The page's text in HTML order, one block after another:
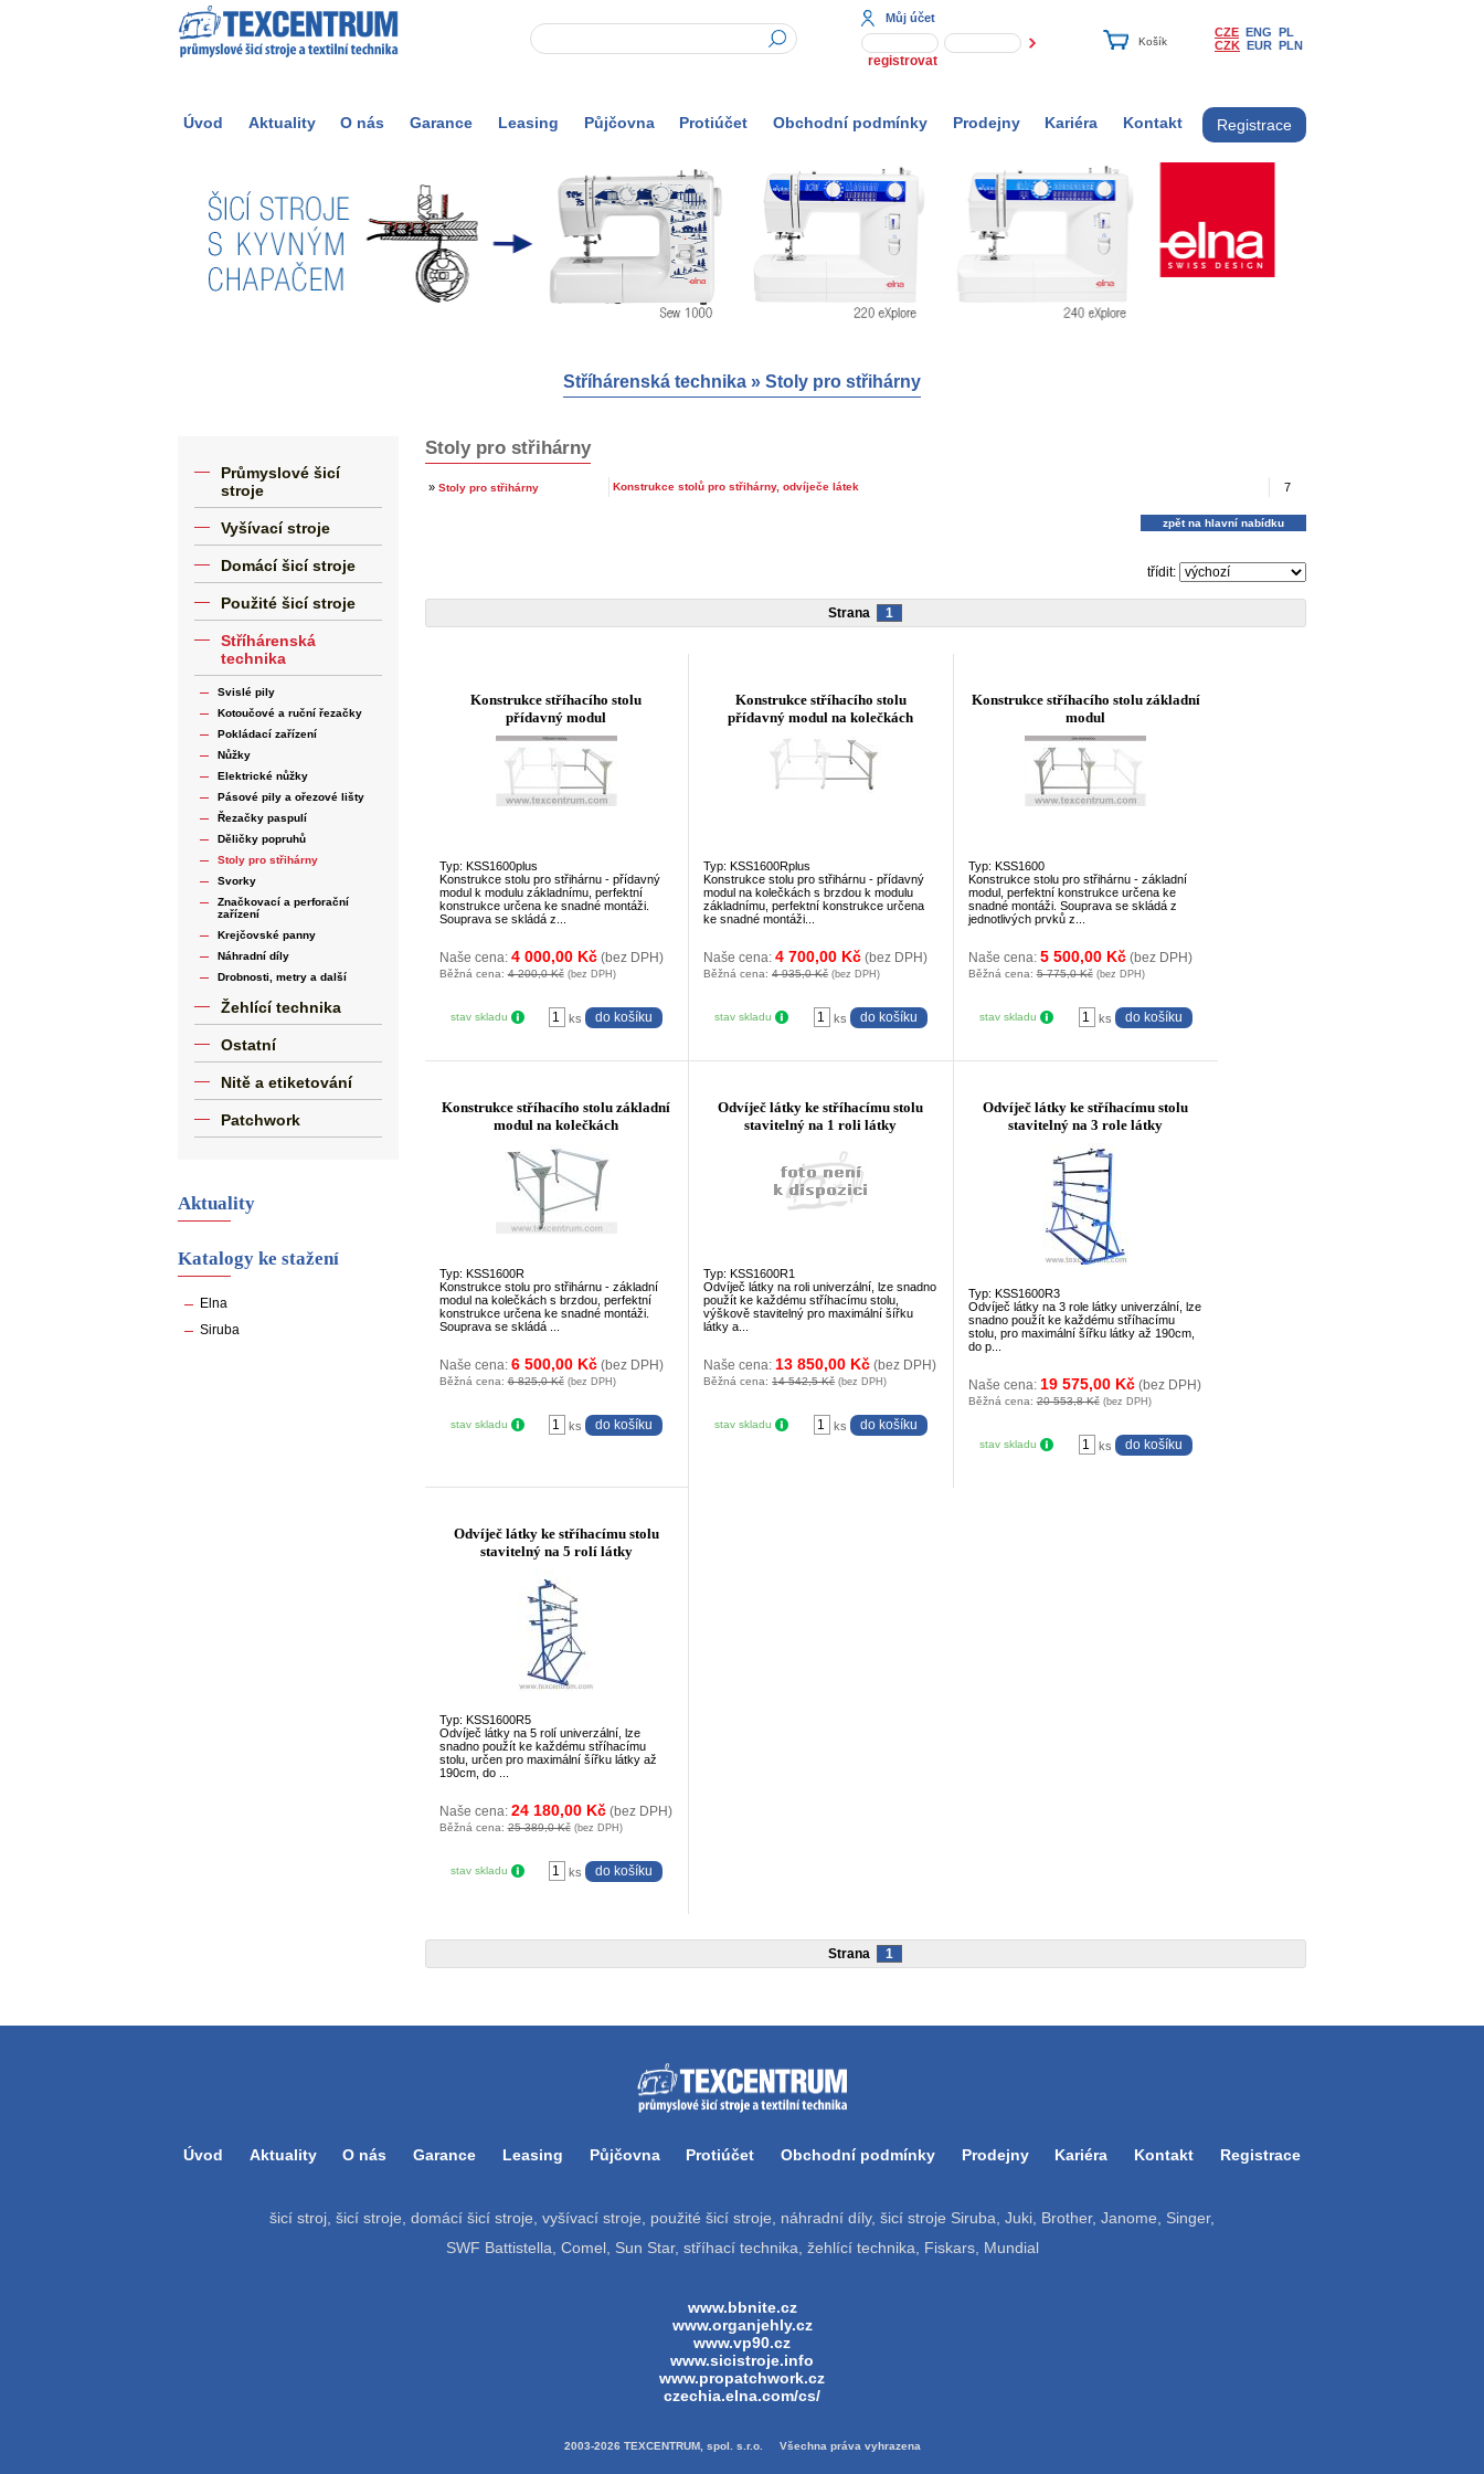
Můj účet
registrovat
CZE ENG PL
CZK EUR PLN
Úvod Aktuality O nás Garance Leasing Půjčovna Protiúčet Obchodní podmínky Prodejny Kariéra Kontakt Registrace
Stříhárenská technika » Stoly pro střihárny
Průmyslové šicí
stroje
Vyšívací stroje
Domácí šicí stroje
Použité šicí stroje
Stříhárenská
technika
Svislé pily
Kotoučové a ruční řezačky
Pokládací zařízení
Nůžky
Elektrické nůžky
Pásové pily a ořezové lišty
Řezačky paspulí
Děličky popruhů
Stoly pro střihárny
Svorky
Značkovací a perforační
zařízení
Krejčovské panny
Náhradní díly
Drobnosti, metry a další
Žehlící technika
Ostatní
Nitě a etiketování
Patchwork
Aktuality
Katalogy ke stažení
Elna
Siruba
Stoly pro střihárny
» Stoly pro střihárny Konstrukce stolů pro střihárny, odvíječe látek 7
zpět na hlavní nabídku
třídit:
Strana 1
Konstrukce stříhacího stolu
přídavný modul
Typ: KSS1600plus
Konstrukce stolu pro střihárnu - přídavný
modul k modulu základnímu, perfektní
konstrukce určena ke snadné montáži.
Souprava se skládá z...
Naše cena: 4 000,00 Kč (bez DPH)
Běžná cena:4 200,0 Kč (bez DPH)
stav skladu ks
Konstrukce stříhacího stolu
přídavný modul na kolečkách
Typ: KSS1600Rplus
Konstrukce stolu pro střihárnu - přídavný
modul na kolečkách s brzdou k modulu
základnímu, perfektní konstrukce určena
ke snadné montáži...
Naše cena:4 700,00 Kč (bez DPH)
Běžná cena:4 935,0 Kč (bez DPH)
stav skladu ks
Konstrukce stříhacího stolu základní
modul
Typ: KSS1600
Konstrukce stolu pro střihárnu - základní
modul, perfektní konstrukce určena ke
snadné montáži. Souprava se skládá z
jednotlivých prvků z...
Naše cena: 5 500,00 Kč (bez DPH)
Běžná cena:5 775,0 Kč (bez DPH)
stav skladu ks
Konstrukce stříhacího stolu základní
modul na kolečkách
Typ: KSS1600R
Konstrukce stolu pro střihárnu - základní
modul na kolečkách s brzdou, perfektní
konstrukce určena ke snadné montáži.
Souprava se skládá ...
Naše cena: 6 500,00 Kč (bez DPH)
Běžná cena:6 825,0 Kč (bez DPH)
stav skladu ks
Odvíječ látky ke stříhacímu stolu
stavitelný na 1 roli látky
Typ: KSS1600R1
Odvíječ látky na roli univerzální, lze snadno
použít ke každému stříhacímu stolu,
výškově stavitelný pro maximální šířku
látky a...
Naše cena: 13 850,00 Kč (bez DPH)
Běžná cena:14 542,5 Kč (bez DPH)
stav skladu ks
Odvíječ látky ke stříhacímu stolu
stavitelný na 3 role látky
Typ: KSS1600R3
Odvíječ látky na 3 role látky univerzální, lze
snadno použít ke každému stříhacímu
stolu, pro maximální šířku látky až 190cm,
do p...
Naše cena: 19 575,00 Kč (bez DPH)
Běžná cena:20 553,8 Kč (bez DPH)
stav skladu ks
Odvíječ látky ke stříhacímu stolu
stavitelný na 5 rolí látky
Typ: KSS1600R5
Odvíječ látky na 5 rolí univerzální, lze
snadno použít ke každému stříhacímu
stolu, určen pro maximální šířku látky až
190cm, do ...
Naše cena: 24 180,00 Kč (bez DPH)
Běžná cena:25 389,0 Kč (bez DPH)
stav skladu ks
Strana 1
Úvod Aktuality O nás Garance Leasing Půjčovna Protiúčet Obchodní podmínky Prodejny Kariéra Kontakt Registrace
šicí stroj, šicí stroje, domácí šicí stroje, vyšívací stroje, použité šicí stroje, náhradní díly, šicí stroje Siruba, Juki, Brother, Janome, Singer,
SWF Battistella, Comel, Sun Star, stříhací technika, žehlící technika, Fiskars, Mundial
www.bbnite.cz
www.organjehly.cz
www.vp90.cz
www.sicistroje.info
www.propatchwork.cz
czechia.elna.com/cs/
2003-2026 TEXCENTRUM, spol. s.r.o. Všechna práva vyhrazena